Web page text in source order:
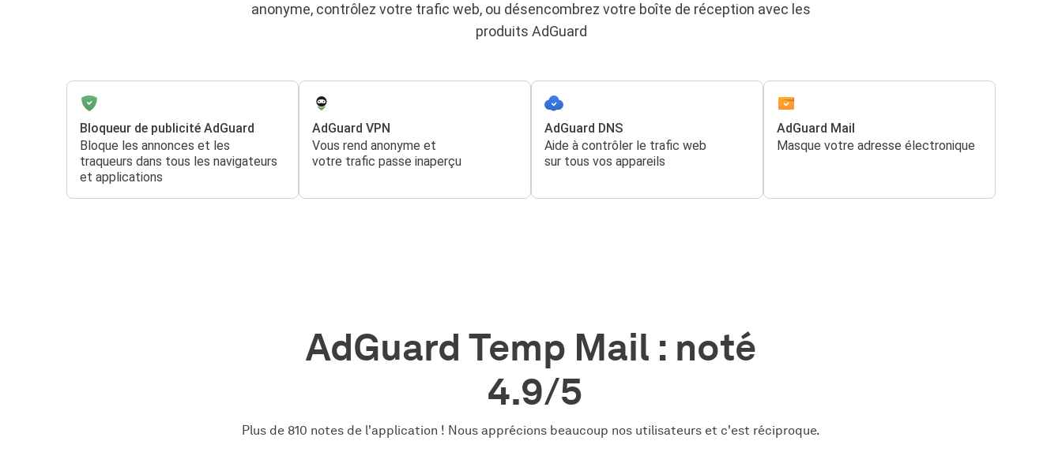
anonyme, contrôlez votre trafic web, ou désencombrez votre boîte de réception avec les
produits AdGuard
Bloqueur de publicité AdGuard
Bloque les annonces et les
traqueurs dans tous les navigateurs
et applications
AdGuard VPN
Vous rend anonyme et
votre trafic passe inaperçu
AdGuard DNS
Aide à contrôler le trafic web
sur tous vos appareils
AdGuard Mail
Masque votre adresse électronique
AdGuard Temp Mail : noté
4.9/5
Plus de 810 notes de l'application ! Nous apprécions beaucoup nos utilisateurs et c'est réciproque.